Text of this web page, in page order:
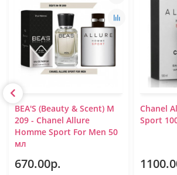
BEA'S (Beauty & Scent) M
209 - Chanel Allure
Homme Sport For Men 50
мл
670.00р.
Chanel
Sport